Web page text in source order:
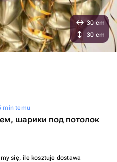
min temu
шарики под потолок
się, ile kosztuje dostawa
30 cm
30 cm